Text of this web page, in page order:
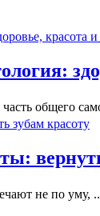
общего
не по уму,